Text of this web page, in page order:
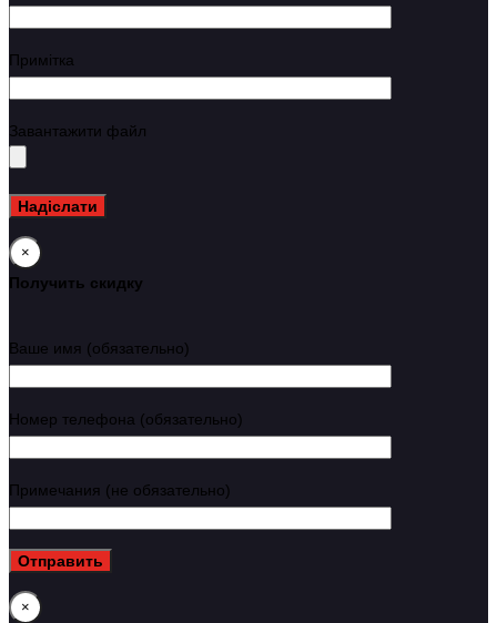
Примітка
Завантажити файл
×
Получить скидку
Ваше имя (обязательно)
Номер телефона (обязательно)
Примечания (не обязательно)
×